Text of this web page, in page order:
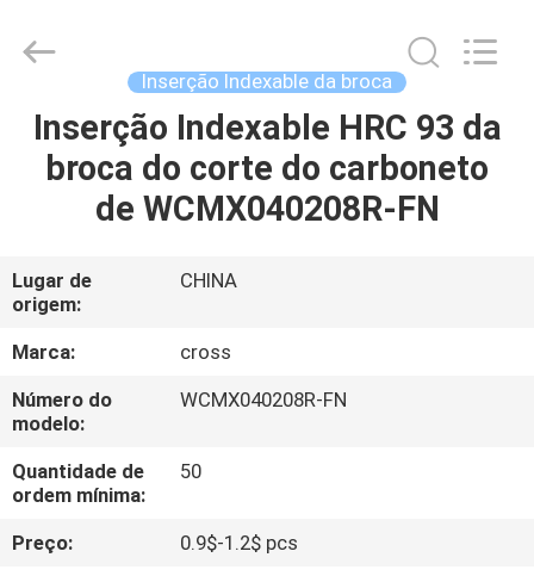
CASA
PRODUTOS
QUEM
SOMOS
FÁBRICA
CONTROLE
DE
QUALIDADE
Trading
Rights
Reserved.
Inserção Indexable da broca
Inserção Indexable HRC 93 da
broca do corte do carboneto
de WCMX040208R-FN
Lugar de
origem:
CHINA
Marca:
cross
Número do
modelo:
WCMX040208R-FN
Quantidade de
ordem mínima:
50
Preço:
0.9$-1.2$ pcs